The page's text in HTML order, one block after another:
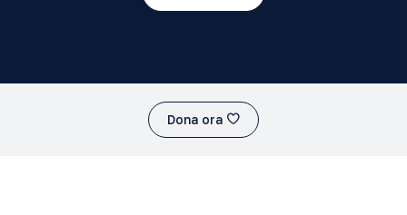
Dona ora